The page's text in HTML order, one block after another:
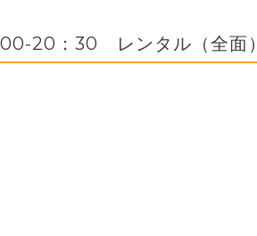
20：30 レンタル（全面）